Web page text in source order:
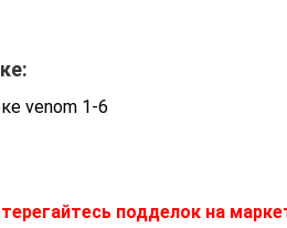
подделок на